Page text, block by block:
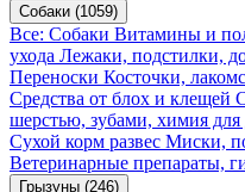
Собаки (1059)
Все: Собаки Витамины и
ухода Лежаки, подстилки,
Переноски Косточки,
Средства от блох и клещей
шерстью, зубами, химия для
Сухой корм развес Миски,
Ветеринарные препараты,
Грызуны (246)